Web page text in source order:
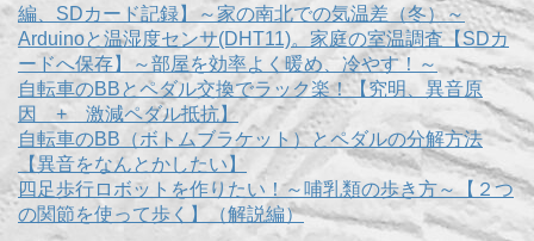
編、SDカード記録】～家の南北での気温差（冬）～
Arduinoと温湿度センサ(DHT11)。家庭の室温調査【SDカ
ードへ保存】～部屋を効率よく暖め、冷やす！～
自転車のBBとペダル交換でラック楽！【究明、異音原
因 + 激減ペダル抵抗】
自転車のBB（ボトムブラケット）とペダルの分解方法
【異音をなんとかしたい】
四足歩行ロボットを作りたい！～哺乳類の歩き方～【２つ
の関節を使って歩く】（解説編）